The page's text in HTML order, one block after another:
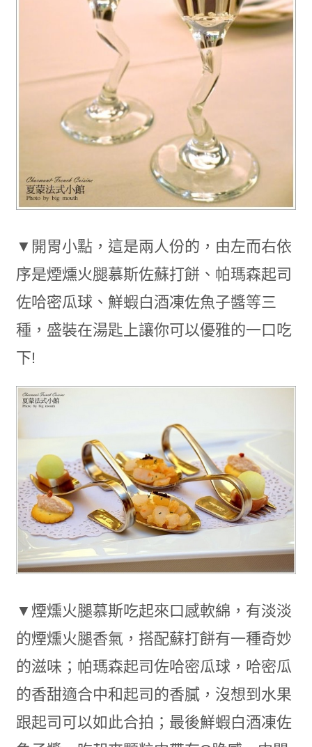
▼開胃小點，這是兩人份的，由左而右依
序是煙燻火腿慕斯佐蘇打餅、帕瑪森起司
佐哈密瓜球、鮮蝦白酒凍佐魚子醬等三
種，盛裝在湯匙上讓你可以優雅的一口吃
下!
▼煙燻火腿慕斯吃起來口感軟綿，有淡淡
的煙燻火腿香氣，搭配蘇打餅有一種奇妙
的滋味；帕瑪森起司佐哈密瓜球，哈密瓜
的香甜適合中和起司的香膩，沒想到水果
跟起司可以如此合拍；最後鮮蝦白酒凍佐